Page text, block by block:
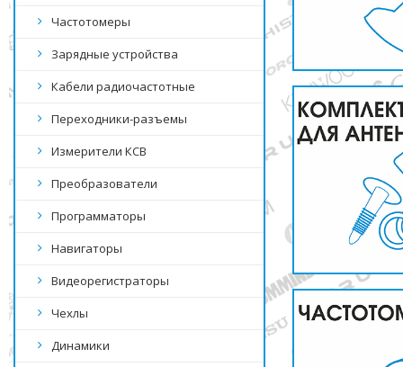
Частотомеры
Зарядные устройства
Кабели радиочастотные
Переходники-разъемы
Измерители КСВ
Преобразователи
Программаторы
Навигаторы
Видеорегистраторы
Чехлы
Динамики